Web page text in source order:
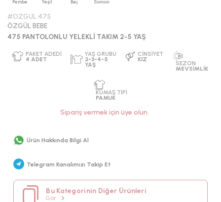
Pembe Yeşil Bej Somon
#OZGUL 475
ÖZGÜL BEBE
475 PANTOLONLU YELEKLİ TAKIM 2-5 YAŞ
YAŞ GRUBU
YAŞ
Sipariş vermek için üye olun.
Ürün Hakkında Bilgi Al
Telegram Kanalımızı Takip Et
Bu Kategorinin Diğer Ürünleri
Gör